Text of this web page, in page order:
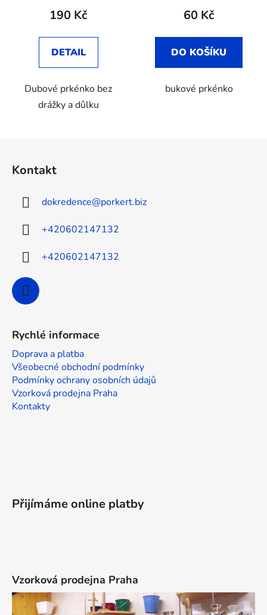
190 Kč
DETAIL
Dubové prkénko bez
drážky a důlku
60 Kč
DO KOŠÍKU
bukové prkénko
Kontakt
dokredence@porkert.biz
+420602147132
+420602147132
Rychlé informace
Doprava a platba
Všeobecné obchodní podmínky
Podmínky ochrany osobních údajů
Vzorková prodejna Praha
Kontakty
Přijímáme online platby
Vzorková prodejna Praha